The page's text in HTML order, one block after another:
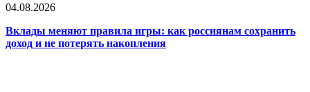
04.08.2026
Вклады меняют правила игры: как россиянам сохранить
доход и не потерять накопления